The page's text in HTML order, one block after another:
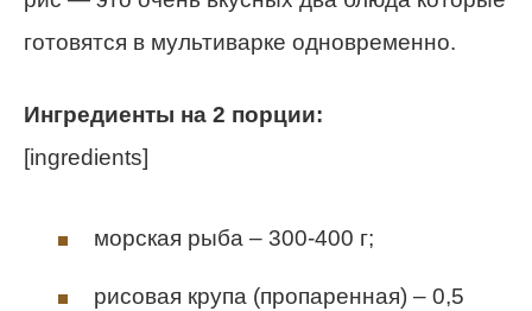
готовятся в мультиварке одновременно.
Ингредиенты на 2 порции:
[ingredients]
морская рыба – 300-400 г;
рисовая крупа (пропаренная) – 0,5